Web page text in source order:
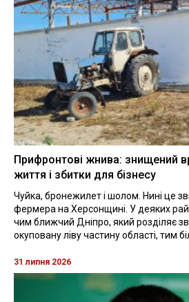
Прифронтові жнива: знищений
життя і збитки для бізнесу
Чуйка, бронежилет і шолом. Нині це
фермера на Херсонщині. У деяких
чим ближчий Дніпро, який розділяє
окуповану ліву частину області, тим
31 липня 2026